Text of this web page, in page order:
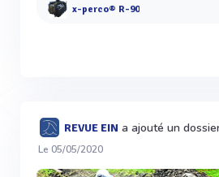
x-perco® R-90
REVUE EIN a ajouté un
Le 05/05/2020